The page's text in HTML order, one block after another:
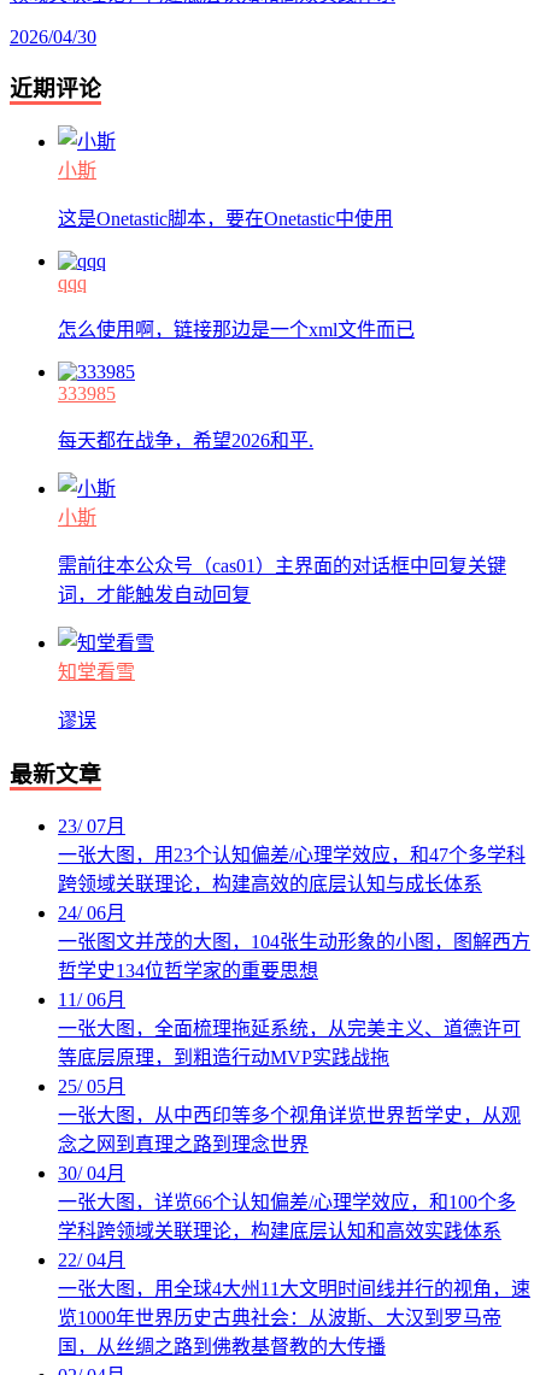
2026/04/30
近期评论
小斯
这是Onetastic脚本，要在Onetastic中使用
qqq
怎么使用啊，链接那边是一个xml文件而已
333985
每天都在战争，希望2026和平.
小斯
需前往本公众号（cas01）主界面的对话框中回复关键
词，才能触发自动回复
知堂看雪
谬误
最新文章
23/07月
一张大图，用23个认知偏差/心理学效应，和47个多学科
跨领域关联理论，构建高效的底层认知与成长体系
24/06月
一张图文并茂的大图，104张生动形象的小图，图解西方
哲学史134位哲学家的重要思想
11/06月
一张大图，全面梳理拖延系统，从完美主义、道德许可
等底层原理，到粗造行动MVP实践战拖
25/05月
一张大图，从中西印等多个视角详览世界哲学史，从观
念之网到真理之路到理念世界
30/04月
一张大图，详览66个认知偏差/心理学效应，和100个多
学科跨领域关联理论，构建底层认知和高效实践体系
22/04月
一张大图，用全球4大州11大文明时间线并行的视角，速
览1000年世界历史古典社会：从波斯、大汉到罗马帝
国，从丝绸之路到佛教基督教的大传播